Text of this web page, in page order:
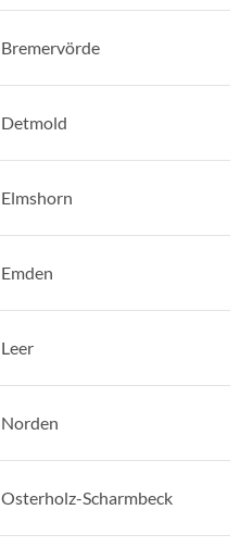
Bremervörde
Detmold
Elmshorn
Emden
Leer
Norden
Osterholz-Scharmbeck